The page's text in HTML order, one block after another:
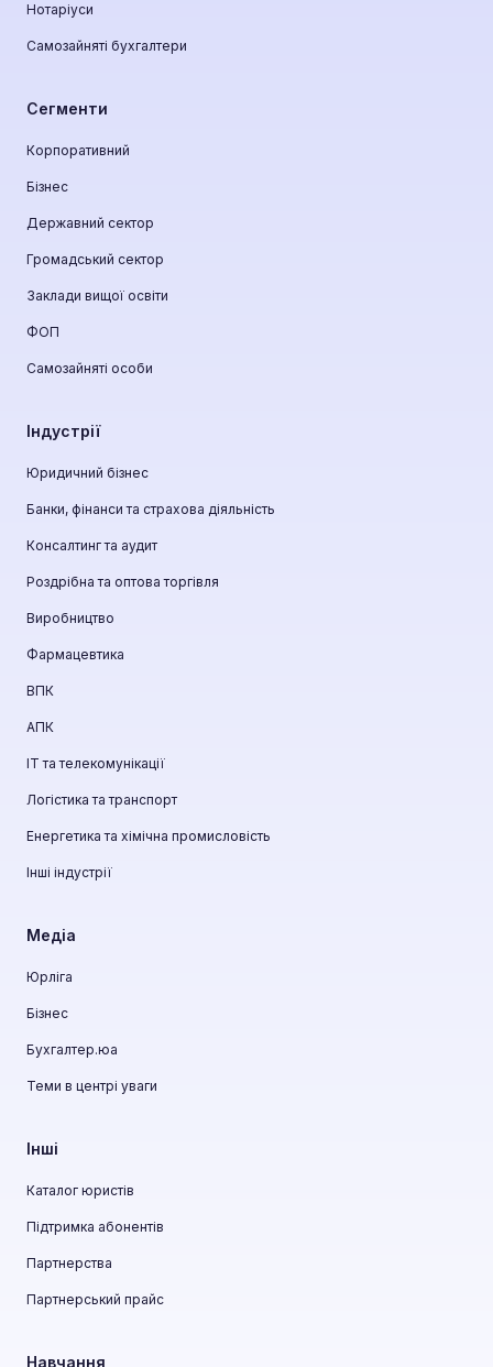
Нотаріуси
Самозайняті бухгалтери
Сегменти
Корпоративний
Бізнес
Державний сектор
Громадський сектор
Заклади вищої освіти
ФОП
Самозайняті особи
Індустрії
Юридичний бізнес
Банки, фінанси та страхова діяльність
Консалтинг та аудит
Роздрібна та оптова торгівля
Виробництво
Фармацевтика
ВПК
АПК
ІТ та телекомунікації
Логістика та транспорт
Енергетика та хімічна промисловість
Інші індустрії
Медіа
Юрліга
Бізнес
Бухгалтер.юа
Теми в центрі уваги
Інші
Каталог юристів
Підтримка абонентів
Партнерства
Партнерський прайс
Навчання